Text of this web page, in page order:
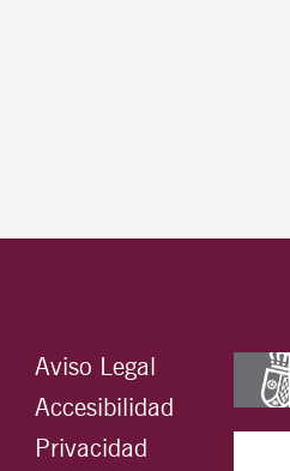
Aviso Legal
Accesibilidad
Privacidad